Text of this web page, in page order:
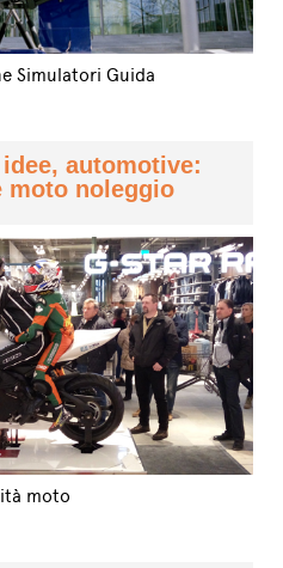
Simulatori Guida
automotive:
moto noleggio
moto